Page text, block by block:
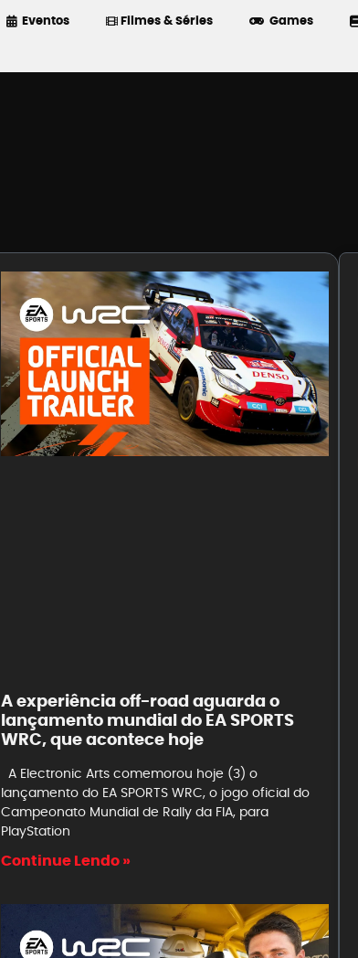
Eventos Filmes & Séries Games
A experiência off-road aguarda o
lançamento mundial do EA SPORTS
WRC, que acontece hoje
A Electronic Arts comemorou hoje (3) o
lançamento do EA SPORTS WRC, o jogo oficial do
Campeonato Mundial de Rally da FIA, para
PlayStation
Continue Lendo »